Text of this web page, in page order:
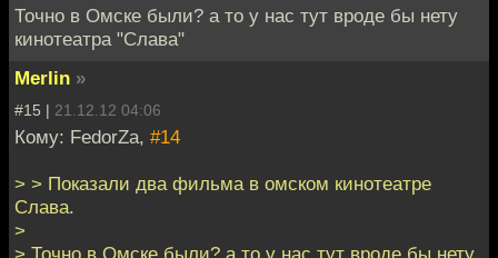
Точно в Омске были? а то у нас тут вроде бы нету
кинотеатра "Слава"
Merlin »
#15 | 21.12.12 04:06
Кому: FedorZa, #14
> > Показали два фильма в омском кинотеатре
Слава.
>